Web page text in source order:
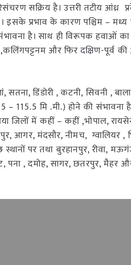
सक्रिय है। उत्तरी तटीय
प्रभाव के कारण पश्चिम – मध्य
है। साथ ही विरूपक हवाओं का
और फिर दक्षिण-पूर्व
डिंडोरी , कटनी, सिवनी ,
115.5 मि .मी.) होने की संभावना
जिलों में कहीं – कहीं ,भोपाल,
आगर, मंदसौर, नीमच, ग्वालियर ,
पर तथा बुरहानपुर, रीवा,
पना , दमोह, सागर, छतरपुर, मैहर